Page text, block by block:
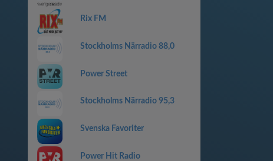
Rix FM
Stockholms Närradio 88,0
Power Street
Stockholms Närradio 95,3
Svenska Favoriter
Power Hit Radio